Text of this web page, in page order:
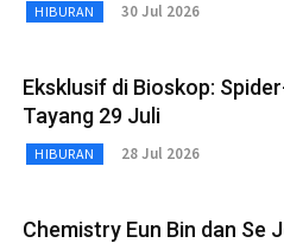
HIBURAN 30 Jul 2026
Eksklusif di Bioskop:
Tayang 29 Juli
HIBURAN 28 Jul 2026
Chemistry Eun Bin dan Se